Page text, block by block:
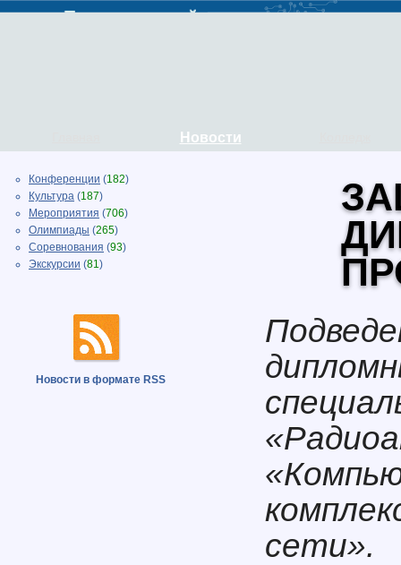
Новости
Конференции (182)
Культура (187)
Мероприятия (706)
Олимпиады (265)
Соревнования (93)
Экскурсии (81)
Новости в формате RSS
сети».